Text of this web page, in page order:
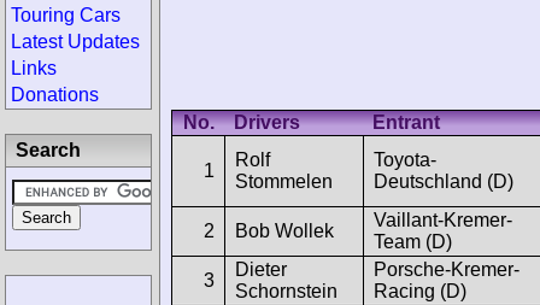
No. Drivers Entrant
1
Rolf
Stommelen
Toyota-
Deutschland (D)
2 Bob Wollek
Vaillant-Kremer-
Team (D)
3
Dieter
Schornstein
Porsche-Kremer-
Racing (D)
Touring Cars
Latest Updates
Links
Donations
Search